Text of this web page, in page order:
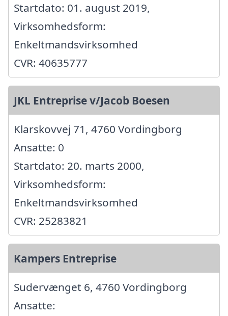
Startdato: 01. august 2019,
Virksomhedsform:
Enkeltmandsvirksomhed
CVR: 40635777
JKL Entreprise v/Jacob Boesen
Klarskovvej 71, 4760 Vordingborg
Ansatte: 0
Startdato: 20. marts 2000,
Virksomhedsform:
Enkeltmandsvirksomhed
CVR: 25283821
Kampers Entreprise
Sudervænget 6, 4760 Vordingborg
Ansatte: